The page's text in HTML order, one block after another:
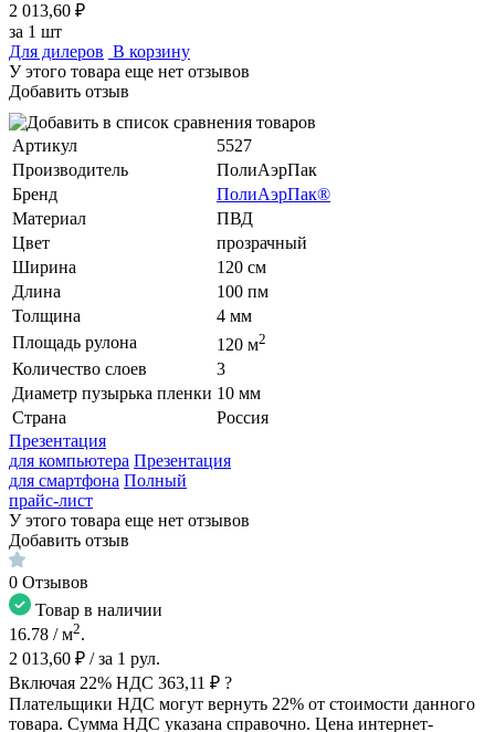
2 013,60 ₽
за 1 шт
Для дилеров В корзину
У этого товара еще нет отзывов
Добавить отзыв
Артикул
5527
Производитель
ПолиАэрПак
Бренд
ПолиАэрПак®
Материал
ПВД
Цвет
прозрачный
Ширина
120 см
Длина
100 пм
Толщина
4 мм
Площадь рулона
120 м2
Количество слоев
3
Диаметр пузырька пленки 10 мм
Страна
Россия
Презентация
для компьютера Презентация
для смартфона Полный
прайс-лист
У этого товара еще нет отзывов
Добавить отзыв
0 Отзывов
Товар в наличии
16.78 / м2.
2 013,60 ₽ / за 1 рул.
Включая 22% НДС 363,11 ₽ ?
Плательщики НДС могут вернуть 22% от стоимости данного
товара. Сумма НДС указана справочно. Цена интернет-